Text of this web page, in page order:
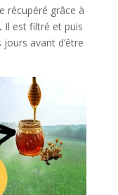
récupéré grâce à
Il est filtré et puis
avant d’être